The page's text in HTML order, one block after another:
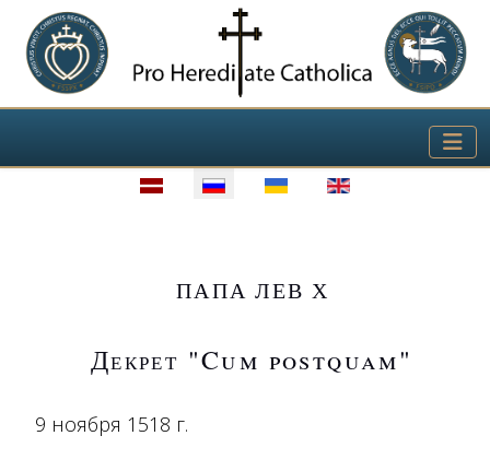
Выберите язык
ПАПА ЛЕВ Х
Декрет "Cum postquam"
9 ноября 1518 г.